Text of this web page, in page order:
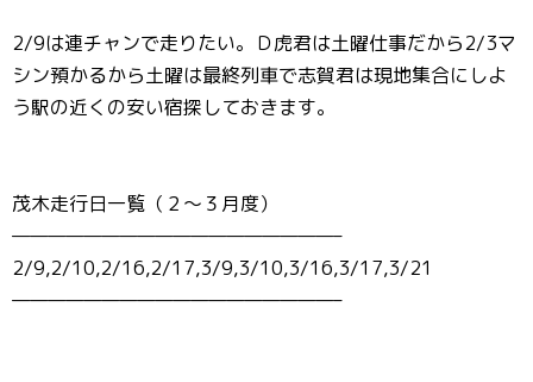
2/9は連チャンで走りたい。Ｄ虎君は土曜仕事だから2/3マ
シン預かるから土曜は最終列車で志賀君は現地集合にしよ
う駅の近くの安い宿探しておきます。
茂木走行日一覧（２～３月度）
——————————————————–
2/9,2/10,2/16,2/17,3/9,3/10,3/16,3/17,3/21
——————————————————–